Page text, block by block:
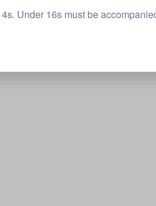
Consulta todos
Under 16s must be